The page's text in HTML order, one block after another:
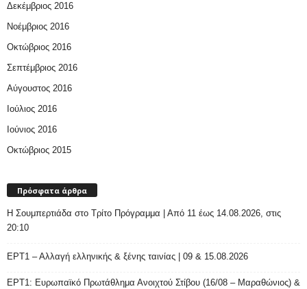
Δεκέμβριος 2016
Νοέμβριος 2016
Οκτώβριος 2016
Σεπτέμβριος 2016
Αύγουστος 2016
Ιούλιος 2016
Ιούνιος 2016
Οκτώβριος 2015
Πρόσφατα άρθρα
H Σουμπερτιάδα στο Τρίτο Πρόγραμμα | Από 11 έως 14.08.2026, στις
20:10
ΕΡΤ1 – Αλλαγή ελληνικής & ξένης ταινίας | 09 & 15.08.2026
ΕΡΤ1: Ευρωπαϊκό Πρωτάθλημα Ανοιχτού Στίβου (16/08 – Μαραθώνιος) &